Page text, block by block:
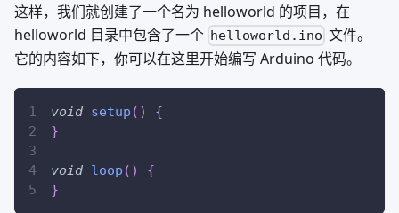
这样，我们就创建了一个名为 helloworld 的项目，在
helloworld 目录中包含了一个 helloworld.ino 文件。
它的内容如下，你可以在这里开始编写 Arduino 代码。
void setup ( )
{
}
void loop ( )
{
}